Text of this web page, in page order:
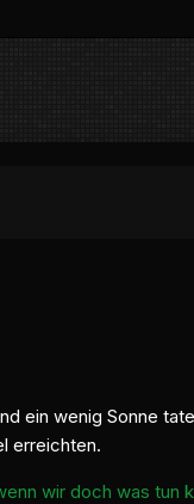
ein wenig Sonne
erreichten.
wir doch was tun